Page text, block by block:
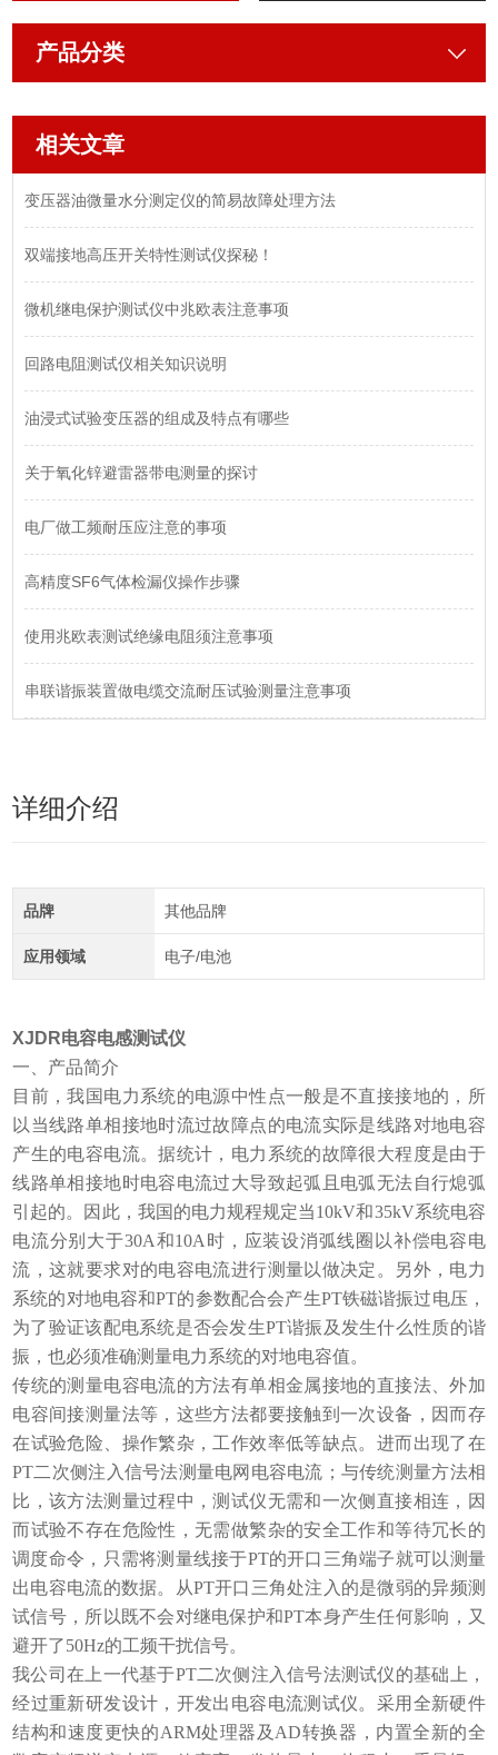
产品分类
相关文章
变压器油微量水分测定仪的简易故障处理方法
双端接地高压开关特性测试仪探秘！
微机继电保护测试仪中兆欧表注意事项
回路电阻测试仪相关知识说明
油浸式试验变压器的组成及特点有哪些
关于氧化锌避雷器带电测量的探讨
电厂做工频耐压应注意的事项
高精度SF6气体检漏仪操作步骤
使用兆欧表测试绝缘电阻须注意事项
串联谐振装置做电缆交流耐压试验测量注意事项
详细介绍
品牌 其他品牌
应用领域 电子/电池
XJDR电容电感测试仪
一、产品简介
目前，我国电力系统的电源中性点一般是不直接接地的，所
以当线路单相接地时流过故障点的电流实际是线路对地电容
产生的电容电流。据统计，电力系统的故障很大程度是由于
线路单相接地时电容电流过大导致起弧且电弧无法自行熄弧
引起的。因此，我国的电力规程规定当10kV和35kV系统电容
电流分别大于30A和10A时，应装设消弧线圈以补偿电容电
流，这就要求对的电容电流进行测量以做决定。另外，电力
系统的对地电容和PT的参数配合会产生PT铁磁谐振过电压，
为了验证该配电系统是否会发生PT谐振及发生什么性质的谐
振，也必须准确测量电力系统的对地电容值。
传统的测量电容电流的方法有单相金属接地的直接法、外加
电容间接测量法等，这些方法都要接触到一次设备，因而存
在试验危险、操作繁杂，工作效率低等缺点。进而出现了在
PT二次侧注入信号法测量电网电容电流；与传统测量方法相
比，该方法测量过程中，测试仪无需和一次侧直接相连，因
而试验不存在危险性，无需做繁杂的安全工作和等待冗长的
调度命令，只需将测量线接于PT的开口三角端子就可以测量
出电容电流的数据。从PT开口三角处注入的是微弱的异频测
试信号，所以既不会对继电保护和PT本身产生任何影响，又
避开了50Hz的工频干扰信号。
我公司在上一代基于PT二次侧注入信号法测试仪的基础上，
经过重新研发设计，开发出电容电流测试仪。采用全新硬件
结构和速度更快的ARM处理器及AD转换器，内置全新的全